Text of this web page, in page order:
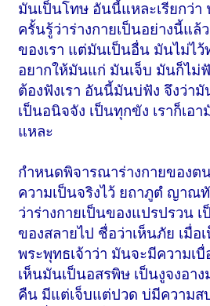
มันเป็นโทษ อันนี้แหละเรียกว่า
ครั้นรู้ว่าร่างกายเป็นอย่างนี้แล้
ของเรา แต่มันเป็นอื่น มันไม่ไว้
อยากให้มันแก่ มันเจ็บ มันก็ไม่
ต้องฟังเรา อันนี้มันบ่ฟัง จึงว่า
เป็นอนิจจัง เป็นทุกขัง เราก็เอ
แหละ
กำหนดพิจารณาร่างกายของต
ความเป็นจริงไว้ ยถาภูตํ ญาณ
ว่าร่างกายเป็นของแปรปรวน
ของสลายไป ชื่อว่าเห็นภัย เมื่อ
พระพุทธเจ้าว่า มันจะมีความเ
เห็นมันเป็นอสรพิษ เป็นงูจงอา
คืน มีแต่เจ็บแต่ปวด บ่มีความส